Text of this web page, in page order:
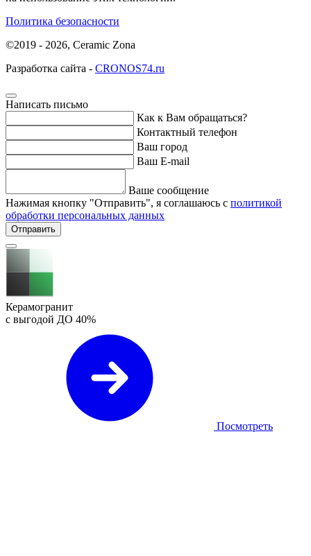
Политика безопасности
©2019 - 2026, Ceramic Zona
Разработка сайта - CRONOS74.ru
Написать письмо
Как к Вам обращаться?
Контактный телефон
Ваш город
Ваш E-mail
Ваше сообщение
Нажимая кнопку "Отправить", я соглашаюсь с политикой
обработки персональных данных
Отправить
Керамогранит
с выгодой ДО 40%
Посмотреть